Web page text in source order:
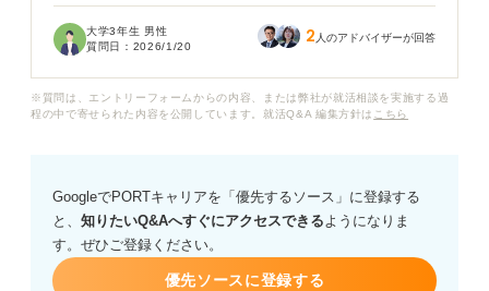
よくわかりません。
どのような準備をしておけば良いか、キャリアコンサル
大学3年生 男性
質問日： 2026/1/20 2 人のアドバイザーが回答
※質問は、エントリーフォームからの内容、または弊社が就活相談を実施する過
程の中で寄せられた内容を公開しています。就活Q&A 編集方針は こちら
GoogleでPORTキャリアを「優先するソース」に登録する
と、 知りたいQ&Aへすぐにアクセスできるようになりま
す。ぜひご登録ください。
優先ソースに登録する